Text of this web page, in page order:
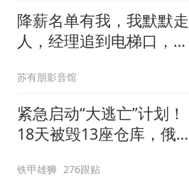
降薪名单有我，我默默走
人，经理追到电梯口，见
苏有朋影音馆
紧急启动“大逃亡”计划！
18天被毁13座仓库，俄电
策
铁甲雄狮 276跟贴